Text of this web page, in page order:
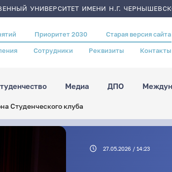
УНИВЕРСИТЕТ ИМЕНИ Н.Г.
Приоритет 2030 Старая версия сайта
Сотрудники Реквизиты Контакты
Медиа ДПО
Студенческого клуба
27.05.2026 / 14:23